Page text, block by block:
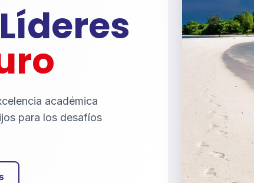
Líderes
académica
para los desafíos